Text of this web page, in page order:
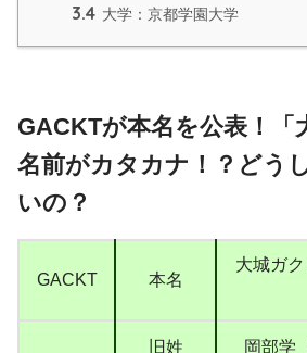
3.4 大学：京都学園大学
GACKTが本名を公表！「
名前がカタカナ！？どう
いの？
GACKT 本名
大城ガ
旧姓 岡部学